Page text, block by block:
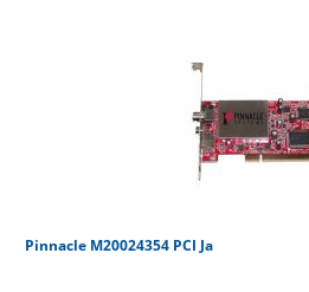
Pinnacle M20024354 PCI Ja